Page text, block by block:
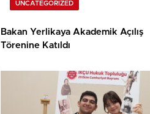
UNCATEGORIZED
Bakan Yerlikaya Akademik Açılış
Törenine Katıldı